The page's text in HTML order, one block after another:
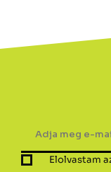
Elolvastam